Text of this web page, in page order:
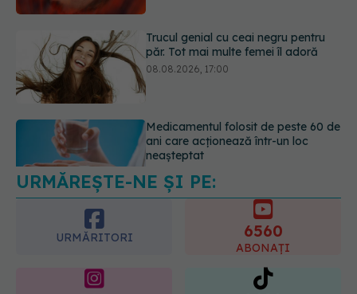
Medicamentul folosit de peste 60 de
ani care acționează într-un loc
neașteptat
Transpirații nocturne: semnul ignorat
care poate ascunde probleme
serioase de sănătate
08.08.2026, 20:00
URMĂREȘTE-NE ȘI PE:
URMĂRITORI
365 1401
ARTICOLE SIMILARE